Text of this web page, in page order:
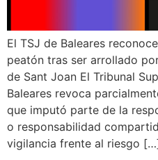
El TSJ de Baleares
peatón tras ser arrollado
de Sant Joan El Tribunal
Baleares revoca
que imputó parte de la
o responsabilidad
vigilancia frente al riesgo